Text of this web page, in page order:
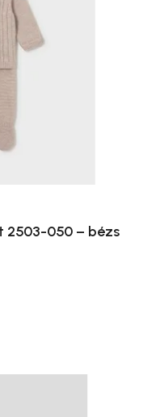
2503-050 – bézs